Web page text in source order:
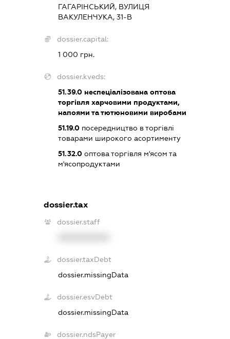
ГАГАРІНСЬКИЙ, ВУЛИЦЯ
ВАКУЛЕНЧУКА, 31-В
dossier.capital:
1 000 грн.
dossier.kveds:
51.39.0неспеціалізована оптова
торгівля харчовими продуктами,
напоями та тютюновими виробами
51.19.0посередництво в торгівлі
товарами широкого асортименту
51.32.0оптова торгівля м'ясом та
м'ясопродуктами
dossier.tax
dossier.staff
dossier.taxDebt
dossier.missingData
dossier.esvDebt
dossier.missingData
dossier.ndsPayer